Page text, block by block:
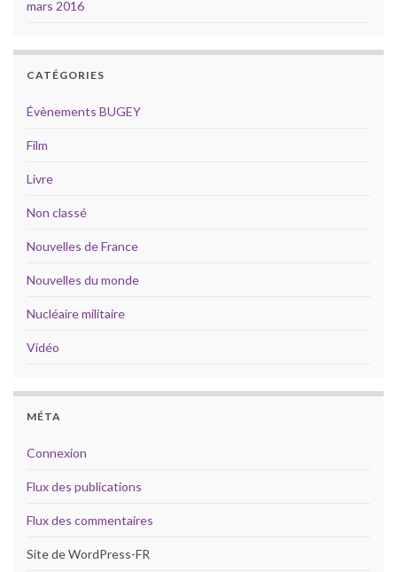
mars 2016
CATÉGORIES
Évènements BUGEY
Film
Livre
Non classé
Nouvelles de France
Nouvelles du monde
Nucléaire militaire
Vidéo
MÉTA
Connexion
Flux des publications
Flux des commentaires
Site de WordPress-FR